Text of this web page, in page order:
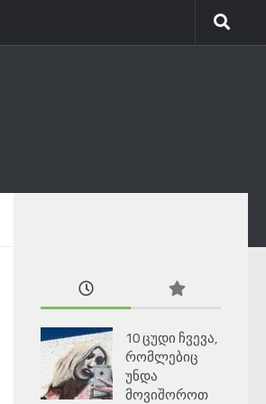
10 ცუდი ჩვევა,
რომლებიც
უნდა
მოვიშოროთ